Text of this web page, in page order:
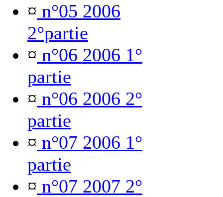
¤ n°05 2006
2°partie
¤ n°06 2006 1°
partie
¤ n°06 2006 2°
partie
¤ n°07 2006 1°
partie
¤ n°07 2007 2°